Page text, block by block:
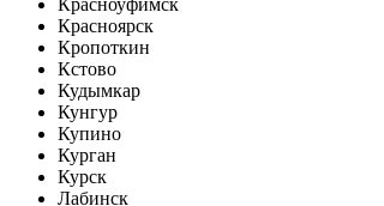
Красноярск
Кропоткин
Кстово
Кудымкар
Кунгур
Купино
Курган
Курск
Лабинск